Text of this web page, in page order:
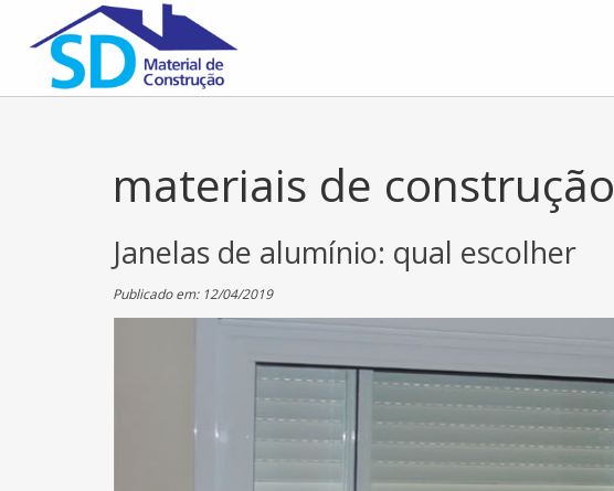
materiais de construção
Janelas de alumínio: qual escolher
Publicado em: 12/04/2019